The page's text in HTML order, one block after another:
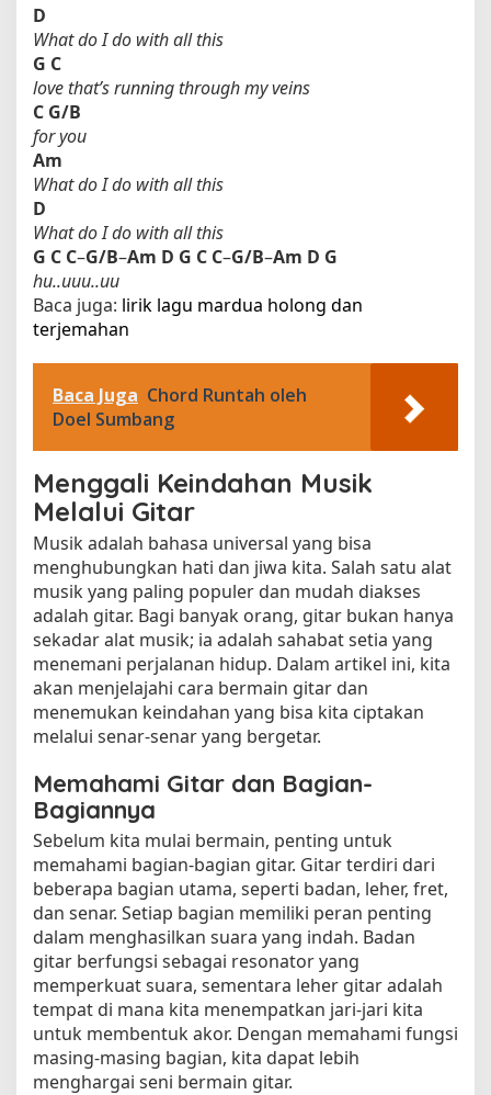
D
What do I do with all this
G C
love that’s running through my veins
C G/B
for you
Am
What do I do with all this
D
What do I do with all this
G C C–G/B–Am D G C C–G/B–Am D G
hu..uuu..uu
Baca juga: lirik lagu mardua holong dan
terjemahan​
Baca Juga Chord Runtah oleh
Doel Sumbang
Menggali Keindahan Musik
Melalui Gitar
Musik adalah bahasa universal yang bisa
menghubungkan hati dan jiwa kita. Salah satu alat
musik yang paling populer dan mudah diakses
adalah gitar. Bagi banyak orang, gitar bukan hanya
sekadar alat musik; ia adalah sahabat setia yang
menemani perjalanan hidup. Dalam artikel ini, kita
akan menjelajahi cara bermain gitar dan
menemukan keindahan yang bisa kita ciptakan
melalui senar-senar yang bergetar.
Memahami Gitar dan Bagian-
Bagiannya
Sebelum kita mulai bermain, penting untuk
memahami bagian-bagian gitar. Gitar terdiri dari
beberapa bagian utama, seperti badan, leher, fret,
dan senar. Setiap bagian memiliki peran penting
dalam menghasilkan suara yang indah. Badan
gitar berfungsi sebagai resonator yang
memperkuat suara, sementara leher gitar adalah
tempat di mana kita menempatkan jari-jari kita
untuk membentuk akor. Dengan memahami fungsi
masing-masing bagian, kita dapat lebih
menghargai seni bermain gitar.